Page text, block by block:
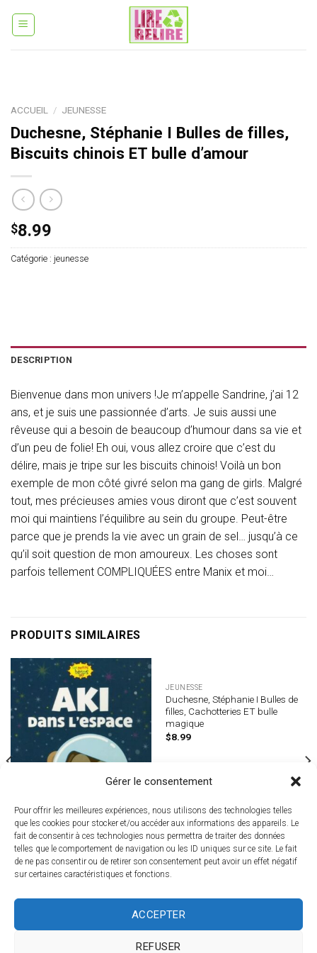
Gérer le consentement
Pour offrir les meilleures expériences, nous utilisons des technologies telles
que les cookies pour stocker et/ou accéder aux informations des appareils. Le
fait de consentir à ces technologies nous permettra de traiter des données
telles que le comportement de navigation ou les ID uniques sur ce site. Le fait
de ne pas consentir ou de retirer son consentement peut avoir un effet négatif
sur certaines caractéristiques et fonctions.
ACCEPTER
REFUSER
ACCUEIL / JEUNESSE
Duchesne, Stéphanie I Bulles de filles,
Biscuits chinois ET bulle d’amour
$8.99
Catégorie : jeunesse
DESCRIPTION
Bienvenue dans mon univers !Je m’appelle Sandrine, j’ai 12
ans, et je suis une passionnée d’arts. Je suis aussi une
rêveuse qui a besoin de beaucoup d’humour dans sa vie et
d’un peu de folie! Eh oui, vous allez croire que c’est du
délire, mais je tripe sur les biscuits chinois! Voilà un bon
exemple de mon côté givré selon ma gang de girls. Malgré
tout, mes précieuses amies vous diront que c’est souvent
moi qui maintiens l’équilibre au sein du groupe. Peut-être
parce que je prends la vie avec un grain de sel… jusqu’à ce
qu’il soit question de mon amoureux. Les choses sont
parfois tellement COMPLIQUÉES entre Manix et moi…
PRODUITS SIMILAIRES
JEUNESSE
Aki dans l’espace
prix
prix
JEUNESSE
Duchesne, Stéphanie I Bulles de
filles, Cachotteries ET bulle
magique
$8.99
CONNEXION